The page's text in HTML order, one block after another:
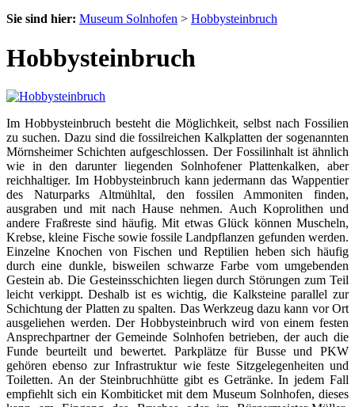
Sie sind hier: Museum Solnhofen > Hobbysteinbruch
Hobbysteinbruch
Im Hobbysteinbruch besteht die Möglichkeit, selbst nach Fossilien
zu suchen. Dazu sind die fossilreichen Kalkplatten der sogenannten
Mörnsheimer Schichten aufgeschlossen. Der Fossilinhalt ist ähnlich
wie in den darunter liegenden Solnhofener Plattenkalken, aber
reichhaltiger. Im Hobbysteinbruch kann jedermann das Wappentier
des Naturparks Altmühltal, den fossilen Ammoniten finden,
ausgraben und mit nach Hause nehmen. Auch Koprolithen und
andere Fraßreste sind häufig. Mit etwas Glück können Muscheln,
Krebse, kleine Fische sowie fossile Landpflanzen gefunden werden.
Einzelne Knochen von Fischen und Reptilien heben sich häufig
durch eine dunkle, bisweilen schwarze Farbe vom umgebenden
Gestein ab. Die Gesteinsschichten liegen durch Störungen zum Teil
leicht verkippt. Deshalb ist es wichtig, die Kalksteine parallel zur
Schichtung der Platten zu spalten. Das Werkzeug dazu kann vor Ort
ausgeliehen werden. Der Hobbysteinbruch wird von einem festen
Ansprechpartner der Gemeinde Solnhofen betrieben, der auch die
Funde beurteilt und bewertet. Parkplätze für Busse und PKW
gehören ebenso zur Infrastruktur wie feste Sitzgelegenheiten und
Toiletten. An der Steinbruchhütte gibt es Getränke. In jedem Fall
empfiehlt sich ein Kombiticket mit dem Museum Solnhofen, dieses